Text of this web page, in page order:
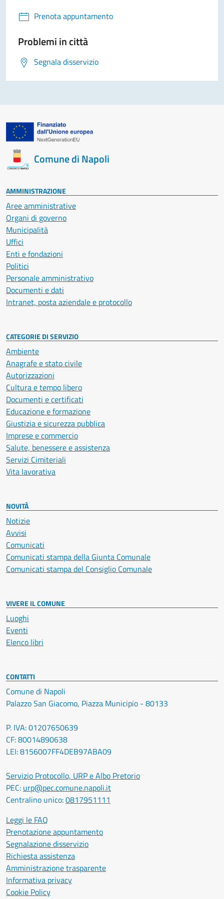
Prenota appuntamento
Problemi in città
Segnala disservizio
Comune di Napoli
AMMINISTRAZIONE
Aree amministrative
Organi di governo
Municipalità
Uffici
Enti e fondazioni
Politici
Personale amministrativo
Documenti e dati
Intranet, posta aziendale e protocollo
CATEGORIE DI SERVIZIO
Ambiente
Anagrafe e stato civile
Autorizzazioni
Cultura e tempo libero
Documenti e certificati
Educazione e formazione
Giustizia e sicurezza pubblica
Imprese e commercio
Salute, benessere e assistenza
Servizi Cimiteriali
Vita lavorativa
NOVITÀ
Notizie
Avvisi
Comunicati
Comunicati stampa della Giunta Comunale
Comunicati stampa del Consiglio Comunale
VIVERE IL COMUNE
Luoghi
Eventi
Elenco libri
CONTATTI
Comune di Napoli
Palazzo San Giacomo, Piazza Municipio - 80133
P. IVA: 01207650639
CF: 80014890638
LEI: 8156007FF4DEB97ABA09
Servizio Protocollo, URP e Albo Pretorio
PEC: urp@pec.comune.napoli.it
Centralino unico:0817951111
Leggi le FAQ
Prenotazione appuntamento
Segnalazione disservizio
Richiesta assistenza
Amministrazione trasparente
Informativa privacy
Cookie Policy